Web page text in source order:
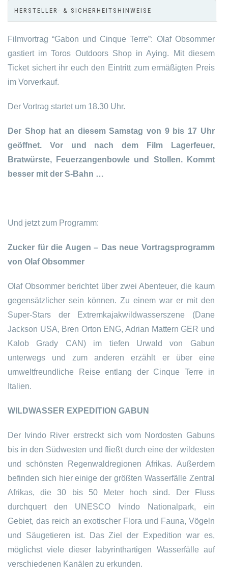
HERSTELLER- & SICHERHEITSHINWEISE
Filmvortrag “Gabon und Cinque Terre”: Olaf Obsommer
gastiert im Toros Outdoors Shop in Aying. Mit diesem
Ticket sichert ihr euch den Eintritt zum ermäßigten Preis
im Vorverkauf.
Der Vortrag startet um 18.30 Uhr.
Der Shop hat an diesem Samstag von 9 bis 17 Uhr
geöffnet. Vor und nach dem Film Lagerfeuer,
Bratwürste, Feuerzangenbowle und Stollen. Kommt
besser mit der S-Bahn …
Und jetzt zum Programm:
Zucker für die Augen – Das neue Vortragsprogramm
von Olaf Obsommer
Olaf Obsommer berichtet über zwei Abenteuer, die kaum
gegensätzlicher sein können. Zu einem war er mit den
Super-Stars der Extremkajakwildwasserszene (Dane
Jackson USA, Bren Orton ENG, Adrian Mattern GER und
Kalob Grady CAN) im tiefen Urwald von Gabun
unterwegs und zum anderen erzählt er über eine
umweltfreundliche Reise entlang der Cinque Terre in
Italien.
WILDWASSER EXPEDITION GABUN
Der Ivindo River erstreckt sich vom Nordosten Gabuns
bis in den Südwesten und fließt durch eine der wildesten
und schönsten Regenwaldregionen Afrikas. Außerdem
befinden sich hier einige der größten Wasserfälle Zentral
Afrikas, die 30 bis 50 Meter hoch sind. Der Fluss
durchquert den UNESCO Ivindo Nationalpark, ein
Gebiet, das reich an exotischer Flora und Fauna, Vögeln
und Säugetieren ist. Das Ziel der Expedition war es,
möglichst viele dieser labyrinthartigen Wasserfälle auf
verschiedenen Kanälen zu erkunden.